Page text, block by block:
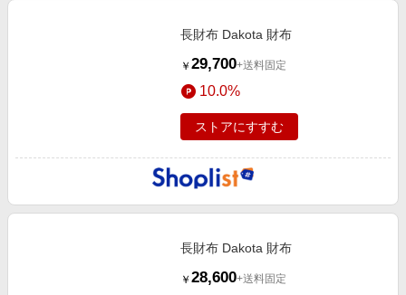
長財布 Dakota 財布
￥ 29,700+送料固定
10.0%
ストアにすすむ
長財布 Dakota 財布
￥ 28,600+送料固定